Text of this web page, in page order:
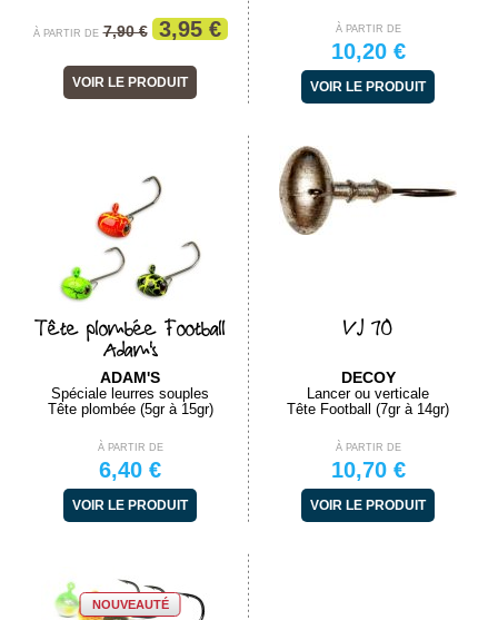
À PARTIR DE 7,90 € 3,95 €
VOIR LE PRODUIT
À PARTIR DE
10,20 €
VOIR LE PRODUIT
Tête plombée Football
Adam's
ADAM'S
Spéciale leurres souples
Tête plombée (5gr à 15gr)
À PARTIR DE
6,40 €
VOIR LE PRODUIT
VJ 70
DECOY
Lancer ou verticale
Tête Football (7gr à 14gr)
À PARTIR DE
10,70 €
VOIR LE PRODUIT
NOUVEAUTÉ